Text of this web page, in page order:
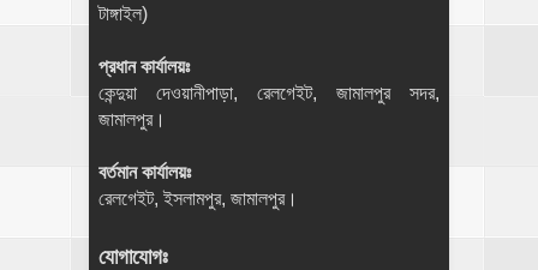
টাঙ্গাইল)
প্রধান কার্যালয়ঃ
কেন্দুয়া দেওয়ানীপাড়া, রেলগেইট, জামালপুর সদর,
জামালপুর।
বর্তমান কার্যালয়ঃ
রেলগেইট, ইসলামপুর, জামালপুর।
যোগাযোগঃ